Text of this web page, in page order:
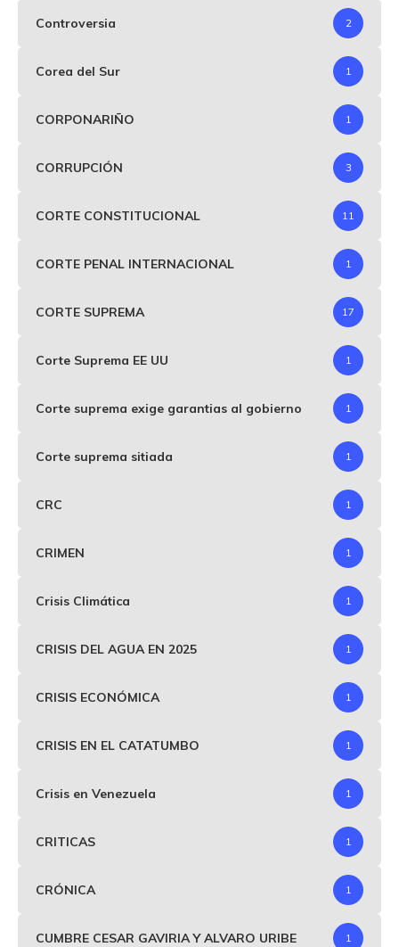
Controversia 2
Corea del Sur 1
CORPONARIÑO 1
CORRUPCIÓN 3
CORTE CONSTITUCIONAL 11
CORTE PENAL INTERNACIONAL 1
CORTE SUPREMA 17
Corte Suprema EE UU 1
Corte suprema exige garantias al gobierno 1
Corte suprema sitiada 1
CRC 1
CRIMEN 1
Crisis Climática 1
CRISIS DEL AGUA EN 2025 1
CRISIS ECONÓMICA 1
CRISIS EN EL CATATUMBO 1
Crisis en Venezuela 1
CRITICAS 1
CRÓNICA 1
CUMBRE CESAR GAVIRIA Y ALVARO URIBE 1